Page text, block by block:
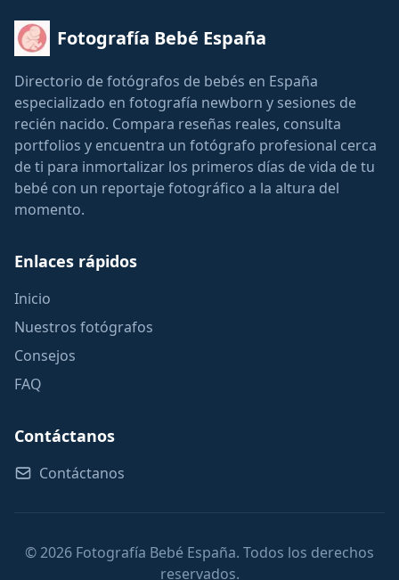
Fotografía Bebé España
Directorio de fotógrafos de bebés en España
especializado en fotografía newborn y sesiones de
recién nacido. Compara reseñas reales, consulta
portfolios y encuentra un fotógrafo profesional cerca
de ti para inmortalizar los primeros días de vida de tu
bebé con un reportaje fotográfico a la altura del
momento.
Enlaces rápidos
Inicio
Nuestros fotógrafos
Consejos
FAQ
Contáctanos
Contáctanos
© 2026 Fotografía Bebé España. Todos los derechos
reservados.